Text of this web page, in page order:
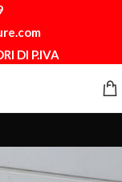
DI P.IVA